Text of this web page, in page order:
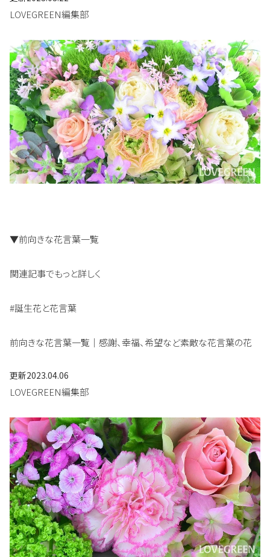
LOVEGREEN編集部
▼前向きな花言葉一覧
関連記事でもっと詳しく
#誕生花と花言葉
前向きな花言葉一覧｜感謝、幸福、希望など素敵な花言葉の花
更新2023.04.06
LOVEGREEN編集部